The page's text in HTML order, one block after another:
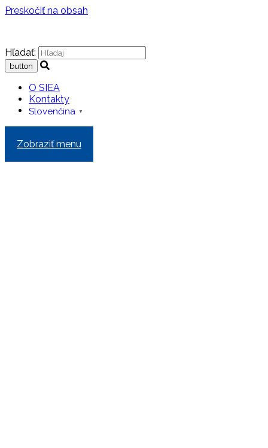
Preskočiť na obsah
Hľadať:
O SIEA
Kontakty
Slovenčina ▼
Zobraziť menu